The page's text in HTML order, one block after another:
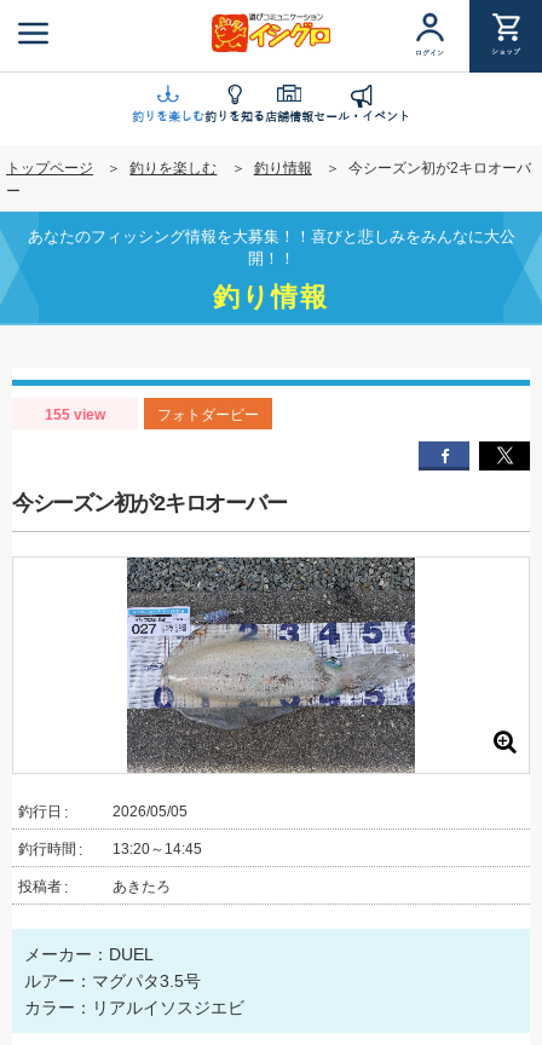
ン
移
動
ログイン ショップ
釣りを楽しむ釣りを知る店舗情報セール・イベント
トップページ 釣りを楽しむ 釣り情報
今シーズン初が2キロオーバ
ー
あなたのフィッシング情報を大募集！！喜びと悲しみをみんなに大公
開！！
釣り情報
155 view フォトダービー
今シーズン初が2キロオーバー
釣行日 2026/05/05
釣行時間 13:20～14:45
投稿者 あきたろ
メーカー：DUEL
ルアー：マグパタ3.5号
カラー：リアルイソスジエビ